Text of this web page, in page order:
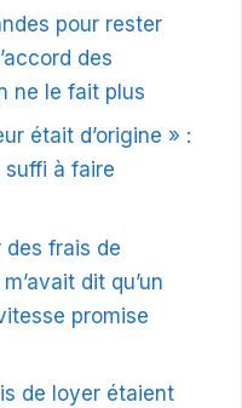
pour rester
des
ne le fait plus
était d’origine » :
à faire
des frais de
dit qu’un
promise
de loyer étaient